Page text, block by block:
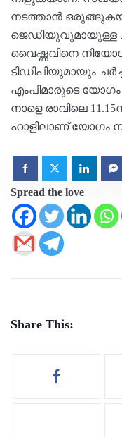
നടത്താന്‍
ജെഡിയുവുമായുള്ള
വൈഷ്ണവിനെ
ടിഡിപിയുമായും
എംപിമാരുടെ യോഗം
നാളെ രാവിലെ
ഹാളിലാണ് യോഗം
Spread the love
Share This: